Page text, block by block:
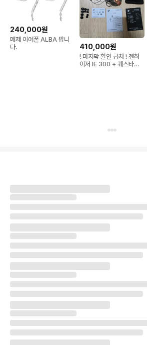
240,000원
메제 이어폰 ALBA 팝니
다.
410,000원
! 마지막 할인 급처 ! 젠하
이저 IE 300 + 퀘스타일